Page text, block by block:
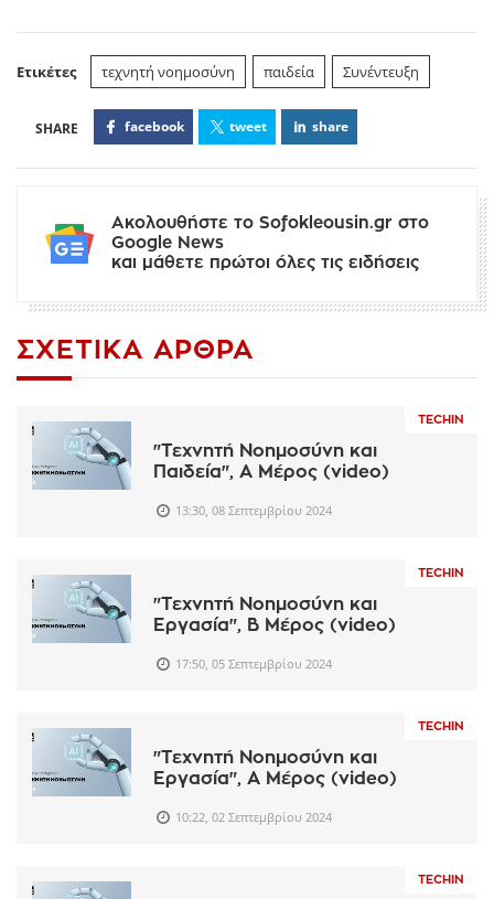
Ετικέτες τεχνητή νοημοσύνη παιδεία Συνέντευξη
facebook tweet share
Ακολουθήστε το Sofokleousin.gr στο
Google News
και μάθετε πρώτοι όλες τις ειδήσεις
ΣΧΕΤΙΚΆ ΆΡΘΡΑ
TECHIN
"Τεχνητή Νοημοσύνη και
Παιδεία", Α Μέρος (video)
13:30, 08 Σεπτεμβρίου 2024
TECHIN
"Τεχνητή Νοημοσύνη και
Εργασία", Β Μέρος (video)
17:50, 05 Σεπτεμβρίου 2024
TECHIN
"Τεχνητή Νοημοσύνη και
Εργασία", Α Μέρος (video)
10:22, 02 Σεπτεμβρίου 2024
TECHIN